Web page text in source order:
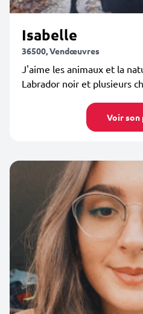
Isabelle
36500, Vendœuvres
J'aime les animaux et la
Labrador noir et plusieurs
Voir